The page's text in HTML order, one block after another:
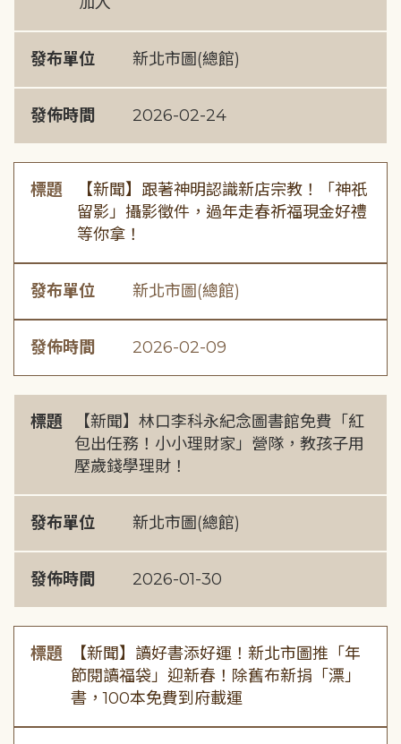
發布單位 新北市圖(總館)
發佈時間 2026-02-24
標題
【新聞】跟著神明認識新店宗教！「神祇
留影」攝影徵件，過年走春祈福現金好禮
等你拿！
發布單位 新北市圖(總館)
發佈時間 2026-02-09
標題
【新聞】林口李科永紀念圖書館免費「紅
包出任務！小小理財家」營隊，教孩子用
壓歲錢學理財！
發布單位 新北市圖(總館)
發佈時間 2026-01-30
標題
【新聞】讀好書添好運！新北市圖推「年
節閱讀福袋」迎新春！除舊布新捐「漂」
書，100本免費到府載運